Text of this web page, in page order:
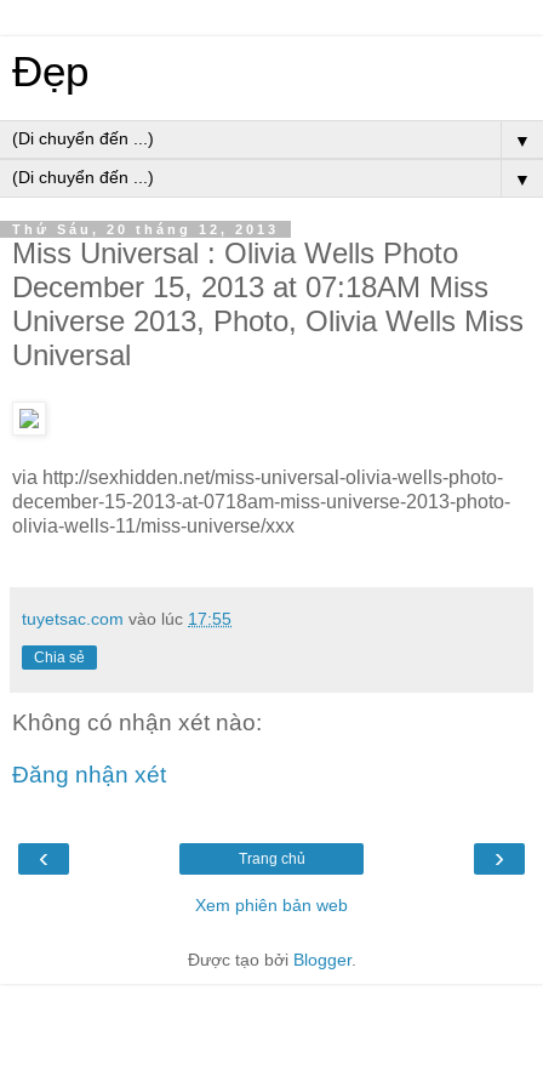
Đẹp
▼
▼
Thứ Sáu, 20 tháng 12, 2013
Miss Universal : Olivia Wells Photo
December 15, 2013 at 07:18AM Miss
Universe 2013, Photo, Olivia Wells Miss
Universal
via http://sexhidden.net/miss-universal-olivia-wells-photo-
december-15-2013-at-0718am-miss-universe-2013-photo-
olivia-wells-11/miss-universe/xxx
tuyetsac.com vào lúc 17:55
Chia sẻ
Không có nhận xét nào:
Đăng nhận xét
‹ ›
Trang chủ
Xem phiên bản web
Được tạo bởi Blogger.